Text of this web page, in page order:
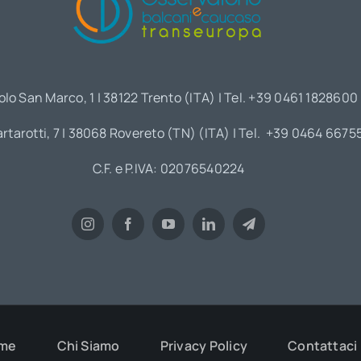
San Marco, 1 | 38122 Trento (ITA) | Tel. +39 0461 1828600
7 | 38068 Rovereto (TN) (ITA) | Tel. +39 0464
C.F. e P.IVA: 02076540224
Chi Siamo Privacy Policy Contattaci